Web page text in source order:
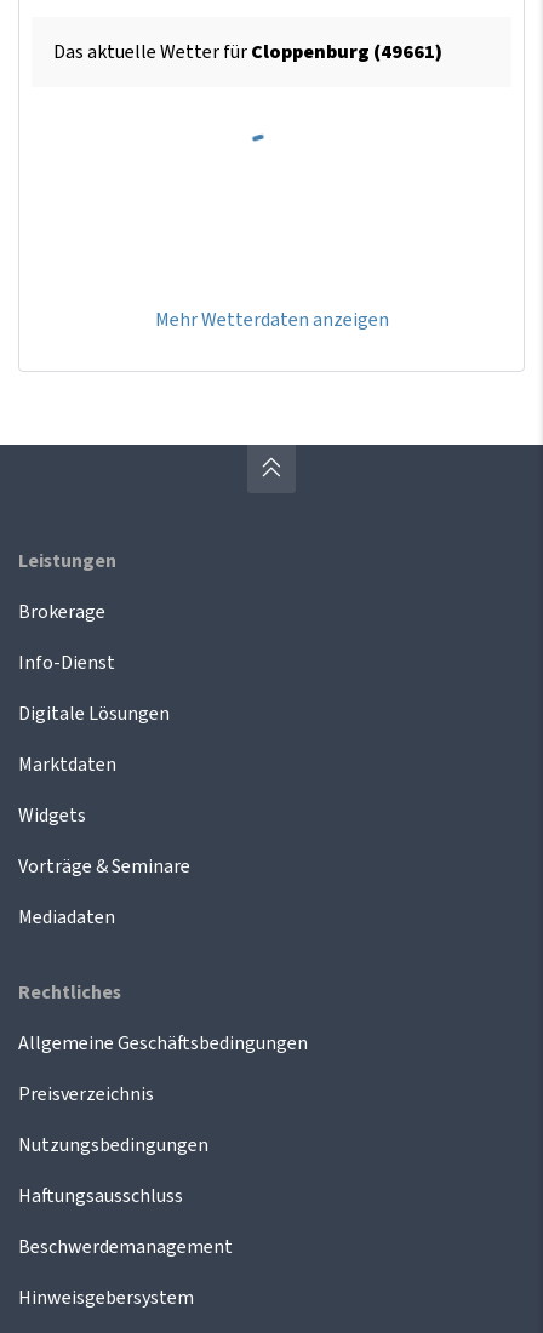
Das aktuelle Wetter fürCloppenburg (49661)
Mehr Wetterdaten anzeigen
Leistungen
Brokerage
Info-Dienst
Digitale Lösungen
Marktdaten
Widgets
Vorträge & Seminare
Mediadaten
Rechtliches
Allgemeine Geschäftsbedingungen
Preisverzeichnis
Nutzungsbedingungen
Haftungsausschluss
Beschwerdemanagement
Hinweisgebersystem